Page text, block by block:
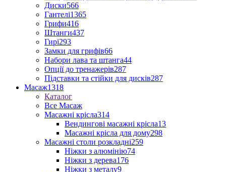
Диски566
Гантелі1365
Грифи416
Штанги437
Гирі293
Замки для грифів66
Набори лава та штанга44
Опції до тренажерів287
Підставки та стійки для дисків287
Масаж1318
Каталог
Все Масаж
Масажні крісла314
Вендингові масажні крісла13
Масажні крісла для дому298
Масажні столи розкладні259
Ніжки з алюмінію74
Ніжки з дерева176
Ніжки з металу9